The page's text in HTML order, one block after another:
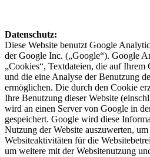
Datenschutz:
Diese Website benutzt Google
der Google Inc. („Google“). Google
„Cookies“, Textdateien, die auf Ihrem
und die eine Analyse der Benutzung
ermöglichen. Die durch den Cookie
Ihre Benutzung dieser Website
wird an einen Server von Google in
gespeichert. Google wird diese
Nutzung der Website auszuwerten,
Websiteaktivitäten für die
um weitere mit der Websitenutzung